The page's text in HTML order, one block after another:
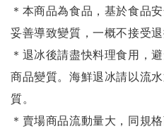
＊本商品為食品，基於食品
妥善導致變質，一概不接受退
＊退冰後請盡快料理食用，
商品變質。海鮮退冰請以流
質。
＊賣場商品流動量大，同規